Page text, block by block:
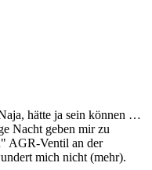
hätte ja sein können …
Nacht geben mir zu
AGR-Ventil an der
mich nicht (mehr).